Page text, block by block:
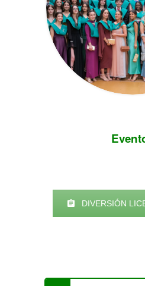
DIVERSIÓN